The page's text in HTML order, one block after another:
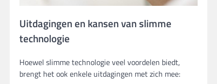
Uitdagingen en kansen van slimme
technologie
Hoewel slimme technologie veel voordelen biedt,
brengt het ook enkele uitdagingen met zich mee: